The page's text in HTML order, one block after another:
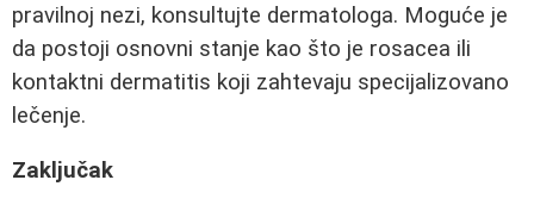
pravilnoj nezi, konsultujte dermatologa. Moguće je
da postoji osnovni stanje kao što je rosacea ili
kontaktni dermatitis koji zahtevaju specijalizovano
lečenje.
Zaključak